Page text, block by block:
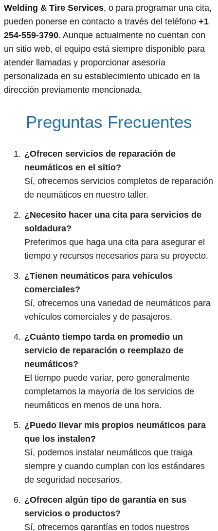
Welding & Tire Services, o para programar una cita,
pueden ponerse en contacto a través del teléfono +1
254-559-3790. Aunque actualmente no cuentan con
un sitio web, el equipo está siempre disponible para
atender llamadas y proporcionar asesoría
personalizada en su establecimiento ubicado en la
dirección previamente mencionada.
Preguntas Frecuentes
¿Ofrecen servicios de reparación de
neumáticos en el sitio?
Sí, ofrecemos servicios completos de reparación
de neumáticos en nuestro taller.
¿Necesito hacer una cita para servicios de
soldadura?
Preferimos que haga una cita para asegurar el
tiempo y recursos necesarios para su proyecto.
¿Tienen neumáticos para vehículos
comerciales?
Sí, ofrecemos una variedad de neumáticos para
vehículos comerciales y de pasajeros.
¿Cuánto tiempo tarda en promedio un
servicio de reparación o reemplazo de
neumáticos?
El tiempo puede variar, pero generalmente
completamos la mayoría de los servicios de
neumáticos en menos de una hora.
¿Puedo llevar mis propios neumáticos para
que los instalen?
Sí, podemos instalar neumáticos que traiga
siempre y cuando cumplan con los estándares
de seguridad necesarios.
¿Ofrecen algún tipo de garantía en sus
servicios o productos?
Sí, ofrecemos garantías en todos nuestros